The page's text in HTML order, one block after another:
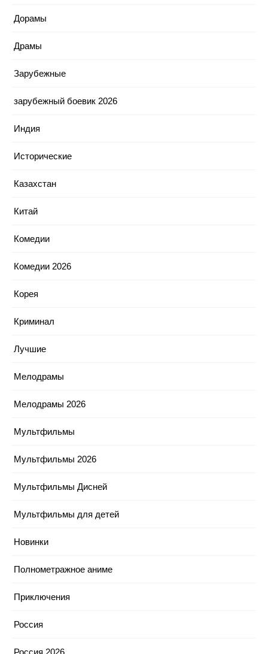
Дорамы
Драмы
Зарубежные
зарубежный боевик 2026
Индия
Исторические
Казахстан
Китай
Комедии
Комедии 2026
Корея
Криминал
Лучшие
Мелодрамы
Мелодрамы 2026
Мультфильмы
Мультфильмы 2026
Мультфильмы Дисней
Мультфильмы для детей
Новинки
Полнометражное аниме
Приключения
Россия
Россия 2026